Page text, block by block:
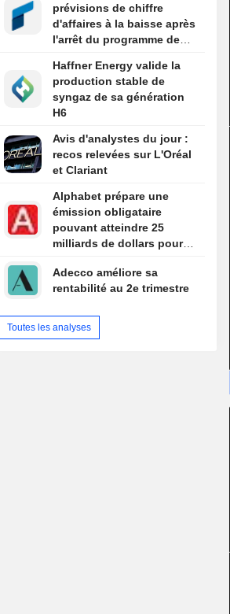
prévisions de chiffre
d'affaires à la baisse après
l'arrêt du programme de
Haffner Energy valide la
production stable de
syngaz de sa génération
H6
Avis d'analystes du jour :
recos relevées sur L'Oréal
et Clariant
Alphabet prépare une
émission obligataire
pouvant atteindre 25
milliards de dollars pour
Adecco améliore sa
rentabilité au 2e trimestre
Toutes les analyses